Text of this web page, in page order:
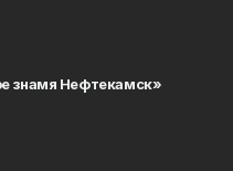
знамя Нефтекамск»